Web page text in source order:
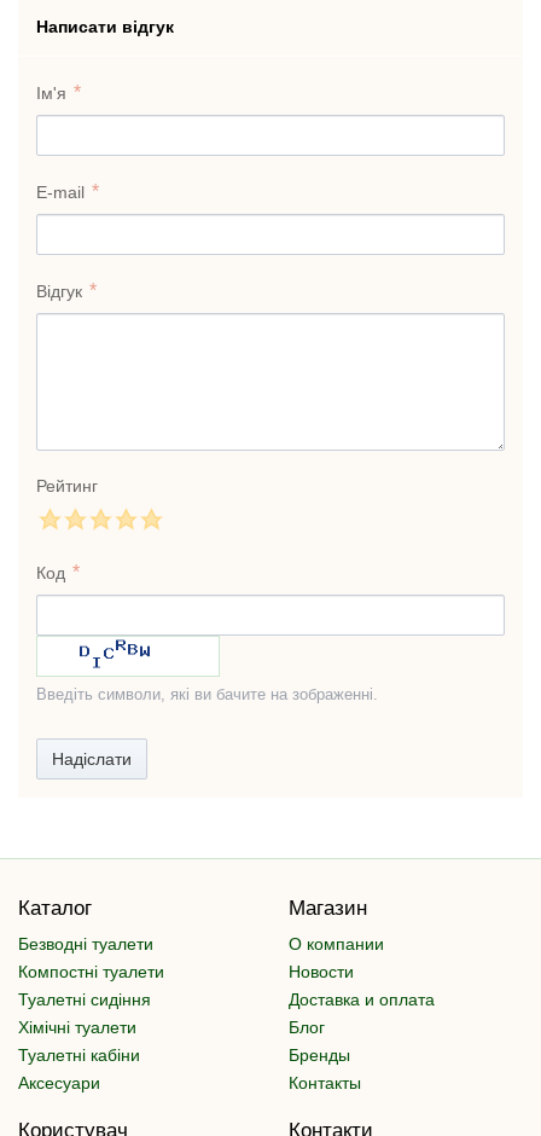
Написати відгук
Ім'я
E-mail
Відгук
Рейтинг
Код
Введіть символи, які ви бачите на зображенні.
Надіслати
Каталог
Безводні туалети
Компостні туалети
Туалетні сидіння
Хімічні туалети
Туалетні кабіни
Аксесуари
Магазин
О компании
Новости
Доставка и оплата
Блог
Бренды
Контакты
Користувач Контакти